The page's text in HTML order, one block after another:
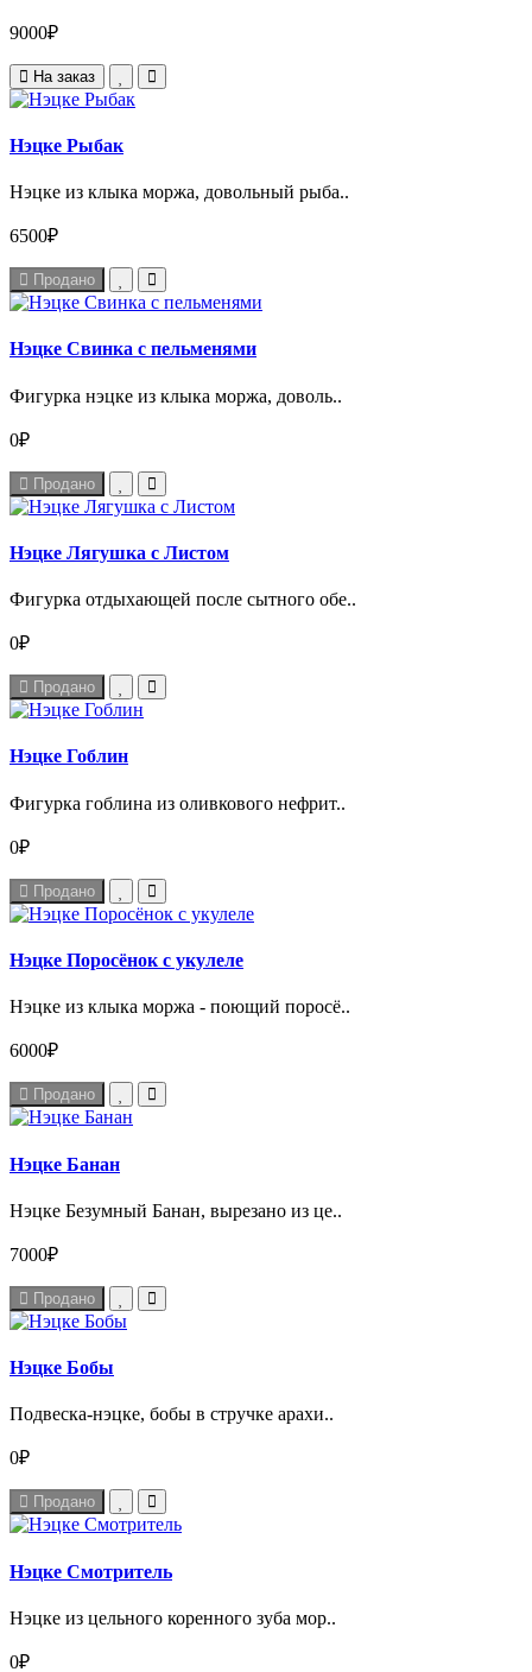
9000₽
На заказ
Нэцке Рыбак
Нэцке из клыка моржа, довольный рыба..
6500₽
Продано
Нэцке Свинка с пельменями
Фигурка нэцке из клыка моржа, доволь..
0₽
Продано
Нэцке Лягушка с Листом
Фигурка отдыхающей после сытного обе..
0₽
Продано
Нэцке Гоблин
Фигурка гоблина из оливкового нефрит..
0₽
Продано
Нэцке Поросёнок с укулеле
Нэцке из клыка моржа - поющий поросё..
6000₽
Продано
Нэцке Банан
Нэцке Безумный Банан, вырезано из це..
7000₽
Продано
Нэцке Бобы
Подвеска-нэцке, бобы в стручке арахи..
0₽
Продано
Нэцке Смотритель
Нэцке из цельного коренного зуба мор..
0₽